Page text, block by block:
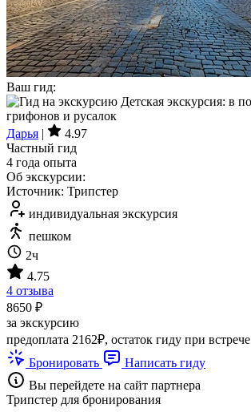
Ваш гид:
Дарья |
4.97
Частный гид
4 года опыта
Об экскурсии:
Источник: Трипстер
индивидуальная экскурсия
пешком
2ч
4.75
4 отзыва
8650 ₽
за экскурсию
предоплата 2162₽, остаток гиду при встрече
Бронировать
Написать гиду
Вы перейдете на сайт партнера
Трипстер для бронирования